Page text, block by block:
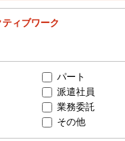
ィブワーク
パート
派遣社員
業務委託
その他